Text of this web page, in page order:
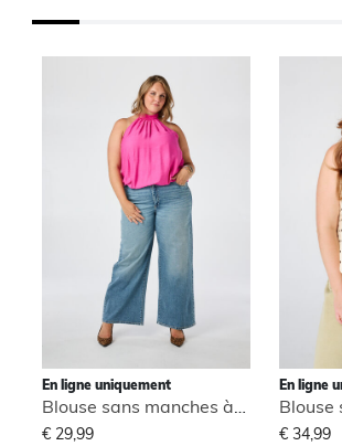
En ligne uniquement
Blouse sans manches à col montant
€ 29,99
En ligne
€ 34,99